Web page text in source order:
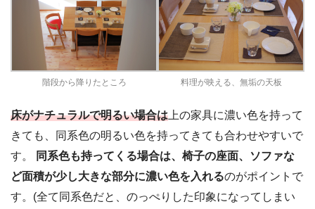
階段から降りたところ 料理が映える、無垢の天板
床がナチュラルで明るい場合は 上の家具に濃い色を持って
きても、同系色の明るい色を持ってきても合わせやすいで
す。
同系色も持ってくる場合は、椅子の座面、ソファな
ど面積が少し大きな部分に濃い色を入れるのがポイントで
す。(全て同系色だと、のっぺりした印象になってしまい